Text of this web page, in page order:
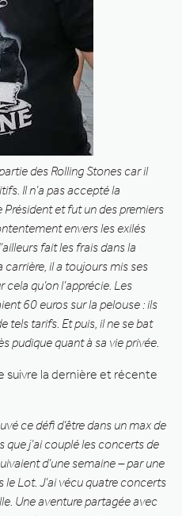
des Rolling Stones car il
Il n’a pas accepté la
et fut un des premiers
envers les exilés
fait les frais dans la
carrière, il a toujours mis ses
qu’on l’apprécie. Les
60 euros sur la pelouse : ils
tels tarifs. Et puis, il ne se bat
pudique quant à sa vie privée.
suivre la dernière et récente
ce défi d’être dans un max de
que j’ai couplé les concerts de
d’une semaine – par une
le Lot. J’ai vécu quatre concerts
Une aventure partagée avec